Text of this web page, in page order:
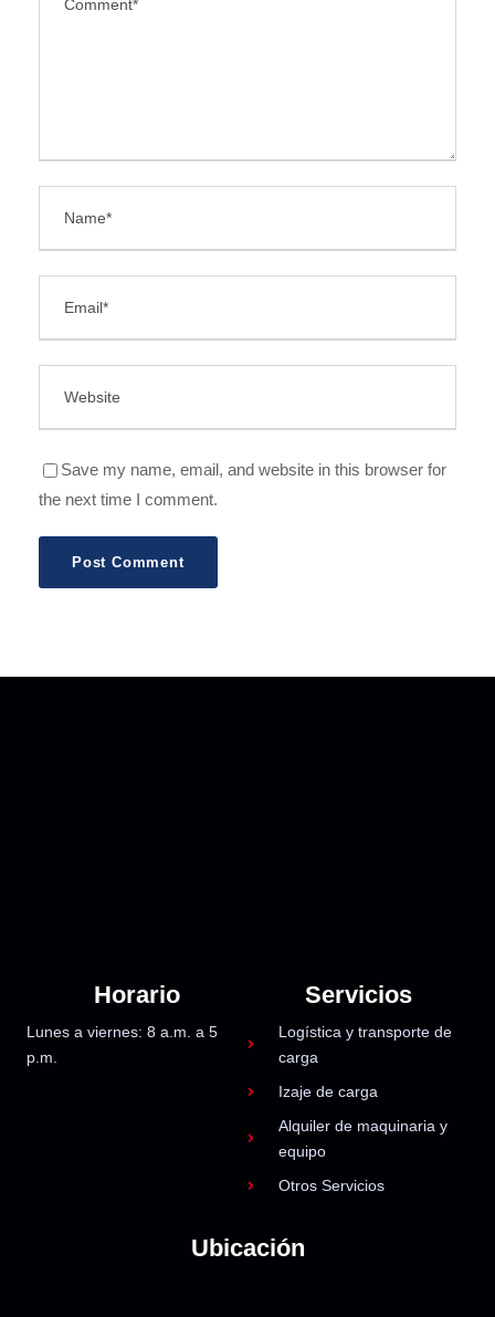
Save my name, email, and website in this browser for
the next time I comment.
Horario
Lunes a viernes: 8 a.m. a 5
p.m.
Servicios
Logística y transporte de
carga
Izaje de carga
Alquiler de maquinaria y
equipo
Otros Servicios
Ubicación